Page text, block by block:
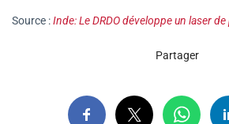
Source :Inde: Le DRDO développe un laser
Partager